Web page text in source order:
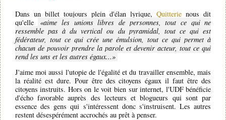
Dans un billet toujours plein d'élan lyrique,Quitterie nous dit
qu'elle
aime les unions libres de personnes, tout ce qui ne
ressemble pas à du vertical ou du pyramidal, tout ce qui est
fédérateur, tout ce qui crée une émulsion, tout ce qui permet à
chacun de pouvoir prendre la parole et devenir acteur, tout ce qui
rend les uns et les autres égaux...
J'aime moi aussi l'utopie de l'égalité et du travailler ensemble, mais
la réalité est dure. Pour être des citoyens égaux il faut être des
citoyens instruits. Hors on le voit bien sur internet, l'UDF bénéficie
d'écho favorable auprès des lecteurs et blogueurs qui sont par
essence des gens qui s'intéressent donc s'instruisent. Les autres
restent désespérément accrochés au prêt à penser.